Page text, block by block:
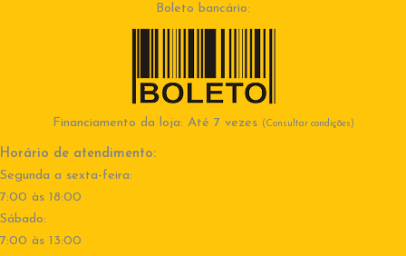
Boleto bancário:
Financiamento da loja: Até 7 vezes (Consultar condições)
Horário de atendimento:
Segunda a sexta-feira:
7:00 às 18:00
Sábado:
7:00 às 13:00